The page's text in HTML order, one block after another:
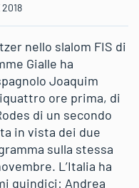
2018
nello slalom FIS di
Gialle ha
Joaquim
ore prima, di
di un secondo
in vista dei due
sulla stessa
L’Italia ha
quindici: Andrea